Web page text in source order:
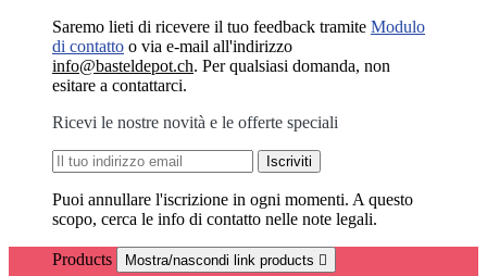
Saremo lieti di ricevere il tuo feedback tramite Modulo
di contatto o via e-mail all'indirizzo
info@basteldepot.ch. Per qualsiasi domanda, non
esitare a contattarci.
Ricevi le nostre novità e le offerte speciali
Puoi annullare l'iscrizione in ogni momenti. A questo
scopo, cerca le info di contatto nelle note legali.
Products Mostra/nascondi link products 